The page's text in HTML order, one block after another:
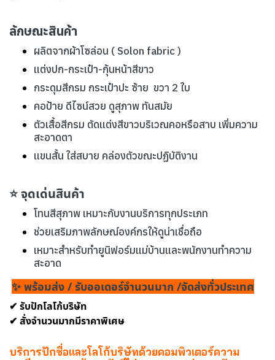
ลักษณะสินค้า
ผลิตจากผ้าโซล่อน ( Solon fabric )
แต่งปก-กระเป๋า-กุ้นหน้าสีขาว
กระดุมสีกรม กระเป๋าปะ ซ้าย ขวา 2 ใบ
คอป้าย ดีไซน์สวย ดูสุภาพ ทันสมัย
ตัวเสื้อสีกรม ตัดแต่งสีขาวบริเวณคอหรือสาบ เพิ่มความ
สะอาดตา
แขนสั้น ใส่สบาย คล่องตัวขณะปฏิบัติงาน
⭐ จุดเด่นสินค้า
โทนสีสุภาพ เหมาะกับงานบริการทุกประเภท
ช่วยเสริมภาพลักษณ์องค์กรให้ดูน่าเชื่อถือ
เหมาะสำหรับทำยูนิฟอร์มแม่บ้านและพนักงานทำความ
สะอาด
✨ พร้อมส่ง / รับออเดอร์จำนวนมาก /จัดส่งทั่วประเทศ
✔ รับปักโลโก้บริษัท
✔ สั่งจำนวนมากมีราคาพิเศษ
บริการปักชื่อและโลโก้บริษัทด้วยคอมพิวเตอร์ความ